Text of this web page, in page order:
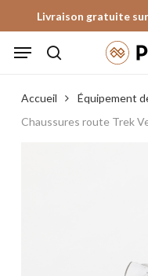
to
main
Livraison gratuite
Menu
Accueil Équipement
Chaussures route Trek